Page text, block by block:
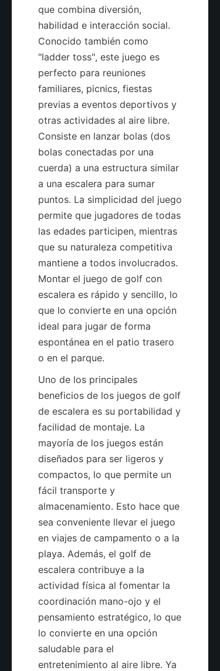
que combina diversión,
habilidad e interacción social.
Conocido también como
"ladder toss", este juego es
perfecto para reuniones
familiares, picnics, fiestas
previas a eventos deportivos y
otras actividades al aire libre.
Consiste en lanzar bolas (dos
bolas conectadas por una
cuerda) a una estructura similar
a una escalera para sumar
puntos. La simplicidad del juego
permite que jugadores de todas
las edades participen, mientras
que su naturaleza competitiva
mantiene a todos involucrados.
Montar el juego de golf con
escalera es rápido y sencillo, lo
que lo convierte en una opción
ideal para jugar de forma
espontánea en el patio trasero
o en el parque.
Uno de los principales
beneficios de los juegos de golf
de escalera es su portabilidad y
facilidad de montaje. La
mayoría de los juegos están
diseñados para ser ligeros y
compactos, lo que permite un
fácil transporte y
almacenamiento. Esto hace que
sea conveniente llevar el juego
en viajes de campamento o a la
playa. Además, el golf de
escalera contribuye a la
actividad física al fomentar la
coordinación mano-ojo y el
pensamiento estratégico, lo que
lo convierte en una opción
saludable para el
entretenimiento al aire libre. Ya